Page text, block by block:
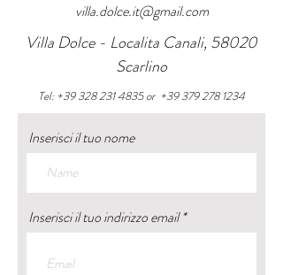
villa.dolce.it@gmail.com
Villa Dolce - Localita Canali, 58020
Scarlino
Tel:+39 328 231 4835or +39 379 278 1234
Inserisci il tuo nome
Inserisci il tuo indirizzo email